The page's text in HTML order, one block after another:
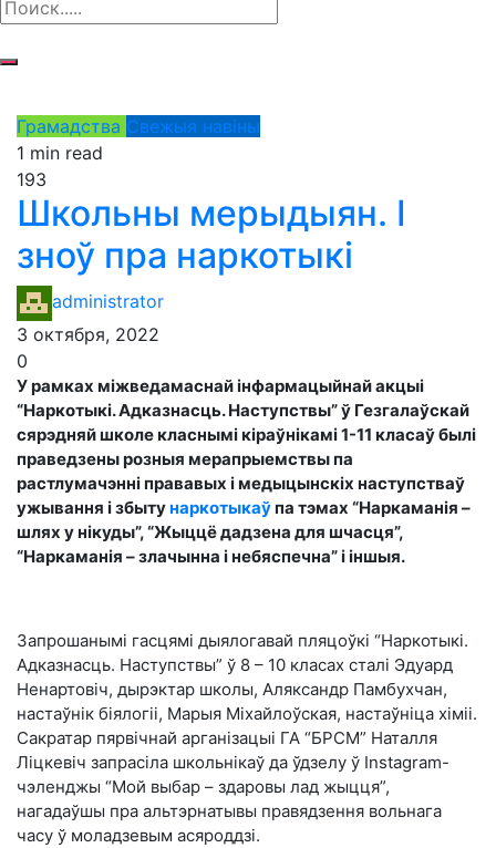
Грамадства Свежыя навіны
1 min read
193
Школьны мерыдыян. І
зноў пра наркотыкі
administrator
3 октября, 2022
0
У рамках міжведамаснай інфармацыйнай акцыі
“Наркотыкі. Адказнасць. Наступствы” ў Гезгалаўскай
сярэдняй школе класнымі кіраўнікамі 1-11 класаў былі
праведзены розныя мерапрыемствы па
растлумачэнні прававых і медыцынскіх наступстваў
ужывання і збытунаркотыкаўпа тэмах “Наркаманія –
шлях у нікуды”, “Жыццё дадзена для шчасця”,
“Наркаманія – злачынна і небяспечна” і іншыя.
Запрошанымі гасцямі дыялогавай пляцоўкі “Наркотыкі.
Адказнасць. Наступствы” ў 8 – 10 класах сталі Эдуард
Ненартовіч, дырэктар школы, Аляксандр Памбухчан,
настаўнік біялогіі, Марыя Міхайлоўская, настаўніца хіміі.
Сакратар пярвічнай арганізацыі ГА “БРСМ” Наталля
Ліцкевіч запрасіла школьнікаў да ўдзелу ў Instagram-
чэленджы “Мой выбар – здаровы лад жыцця”,
нагадаўшы пра альтэрнатывы правядзення вольнага
часу ў моладзевым асяроддзі.